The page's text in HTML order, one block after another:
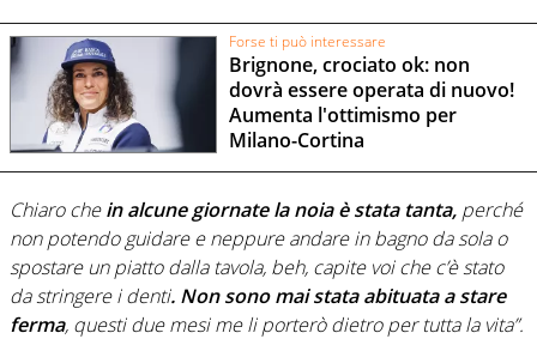
Forse ti può interessare
Brignone, crociato ok: non
dovrà essere operata di nuovo!
Aumenta l'ottimismo per
Milano-Cortina
Chiaro chein alcune giornate la noia è stata tanta, perché
non potendo guidare e neppure andare in bagno da sola o
spostare un piatto dalla tavola, beh, capite voi che c’è stato
da stringere i denti. Non sono mai stata abituata a stare
ferma, questi due mesi me li porterò dietro per tutta la vita”.